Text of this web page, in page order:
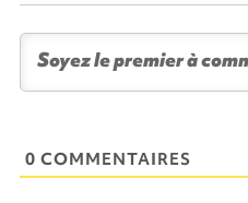
0 COMMENTAIRES